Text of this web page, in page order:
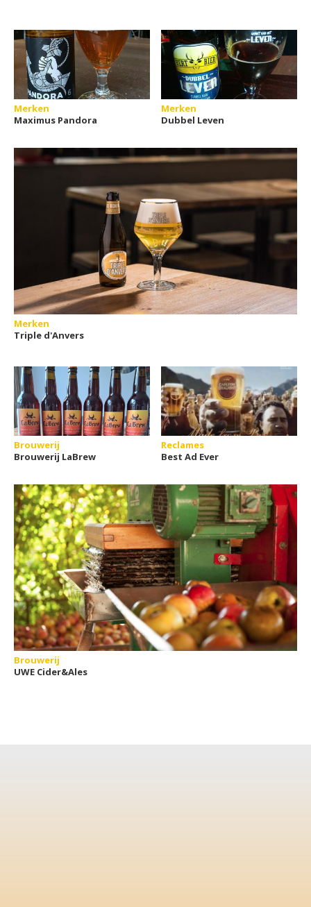
Merken
Maximus Pandora
Merken
Dubbel Leven
Merken
Triple d'Anvers
Brouwerij
Brouwerij LaBrew
Reclames
Best Ad Ever
Brouwerij
UWE Cider&Ales